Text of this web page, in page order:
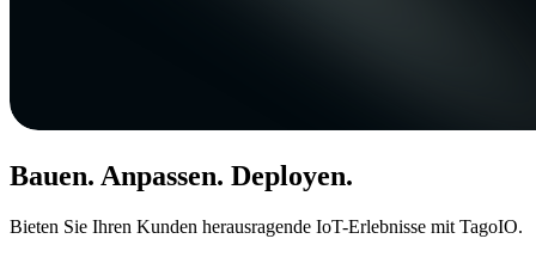
Bauen. Anpassen. Deployen.
Bieten Sie Ihren Kunden herausragende IoT-Erlebnisse mit TagoIO.